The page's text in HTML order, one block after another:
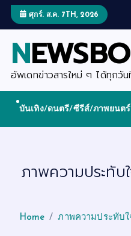
t
ศุกร์. ส.ค. 7TH, 2026
อัพเดทข่าวสารใหม่ ๆ ได้ทุกวั
บันเทิง/ดนตรี/ซีรีส์/ภาพยนตร์
ภาพความประทั
Home ภาพความประทับ